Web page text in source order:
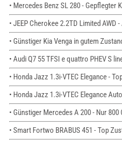
• Mercedes Benz SL 280 - Gepflegter
• JEEP Cherokee 2.2TD Limited AWD
• Günstiger Kia Venga in gutem
• Audi Q7 55 TFSI e quattro PHEV S
• Honda Jazz 1.3i-VTEC Elegance -
• Honda Jazz 1.3i-VTEC Elegance
• Günstiger Mercedes A 200 - Nur 800
• Smart Fortwo BRABUS 451 - Top